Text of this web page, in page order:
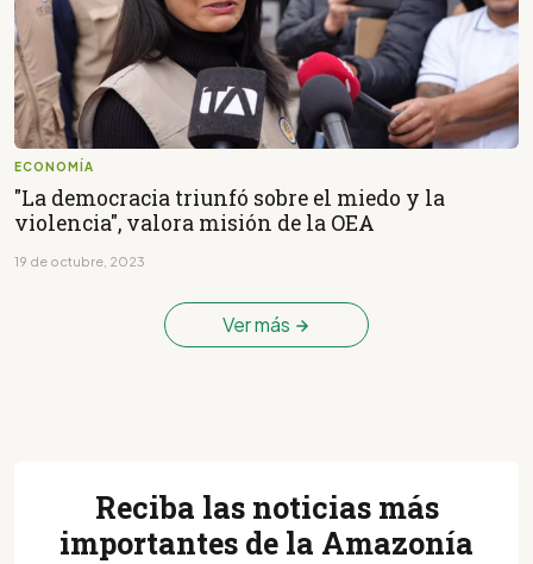
ECONOMÍA
"La democracia triunfó sobre el miedo y la
violencia", valora misión de la OEA
19 de octubre, 2023
Ver más
Reciba las noticias más
importantes de la Amazonía